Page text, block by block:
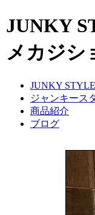
JUNKY
メカジシ
JUNKY
ジャンキース
商品紹介
ブログ